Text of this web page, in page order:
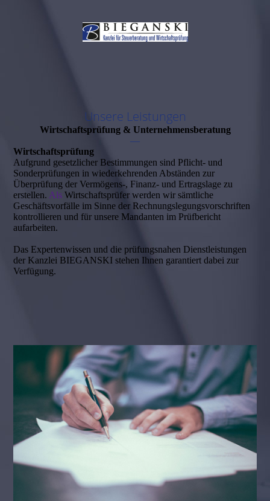
Unsere Leistungen
Wirtschaftsprüfung & Unternehmensberatung
—
Wirtschaftsprüfung
Aufgrund gesetzlicher Bestimmungen sind Pflicht- und
Sonderprüfungen in wiederkehrenden Abständen zur
Überprüfung der Vermögens-, Finanz- und Ertragslage zu
erstellen. AlsWirtschaftsprüfer werden wir sämtliche
Geschäftsvorfälle im Sinne der Rechnungs­legungs­vorschriften
kontrollieren und für unsere Mandanten im Prüfbericht
aufarbeiten.
Das Expertenwissen und die prüfungsnahen Dienstleistungen
der Kanzlei BIEGANSKI stehen Ihnen garantiert dabei zur
Verfügung.